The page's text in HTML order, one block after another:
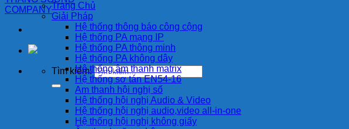
Tìm kiếm:
Trang Chủ
Giải Pháp
Hệ thống thông báo công cộng
Hệ thống PA mạng IP
Hệ thống PA thông minh
Hệ thống PA không dây
Hệ thống âm thanh matrix
Hệ thống sơ tán EN54-16
Am thanh hội nghị số
Hệ thống hội nghị Audio & Video
Hệ thống hội nghị audio,video all-in-one
Hệ thống hội nghị không giấy